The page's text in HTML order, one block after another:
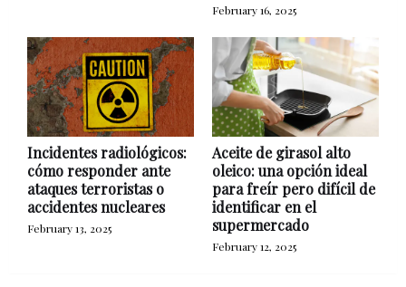
February 16, 2025
Incidentes radiológicos:
cómo responder ante
ataques terroristas o
accidentes nucleares
February 13, 2025
Aceite de girasol alto
oleico: una opción ideal
para freír pero difícil de
identificar en el
supermercado
February 12, 2025